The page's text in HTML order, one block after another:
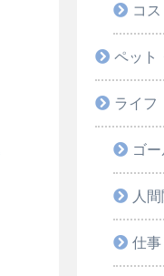
コス
ペット
ライフ
ゴ
人
仕